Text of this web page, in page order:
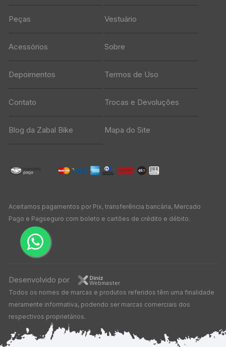
Peças Vestuário
Acessórios Sobre
Depoimentos Termos de Uso
Contato Trocas e Devoluções
Blog da Zabal Bike Mapa do Site
Aceitamos pagamentos por Pix, transferência bancária, Mercado
Pago e Pagseguro com boleto e cartões de crédito e débito.
Desenvolvido por Diniz
Webmaster
Todos os nomes de marcas e produtos referidos têm uma finalidade
meramente informativa, podendo ser marcas comerciais dos
respectivos proprietários.